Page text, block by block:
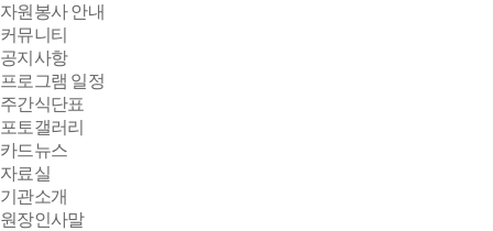
자원봉사 안내
커뮤니티
공지사항
프로그램 일정
주간식단표
포토갤러리
카드뉴스
자료실
기관소개
원장인사말